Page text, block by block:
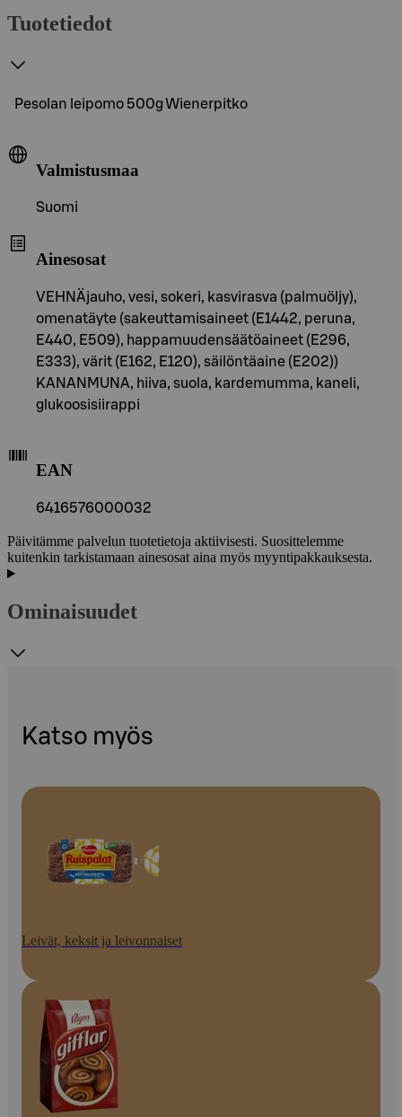
Tuotetiedot
Pesolan leipomo 500g Wienerpitko
Valmistusmaa
Suomi
Ainesosat
VEHNÄjauho, vesi, sokeri, kasvirasva (palmuöljy),
omenatäyte (sakeuttamisaineet (E1442, peruna,
E440, E509), happamuudensäätöaineet (E296,
E333), värit (E162, E120), säilöntäaine (E202))
KANANMUNA, hiiva, suola, kardemumma, kaneli,
glukoosisiirappi
EAN
6416576000032
Päivitämme palvelun tuotetietoja aktiivisesti. Suosittelemme
kuitenkin tarkistamaan ainesosat aina myös myyntipakkauksesta.
Ominaisuudet
Katso myös
Leivät, keksit ja leivonnaiset